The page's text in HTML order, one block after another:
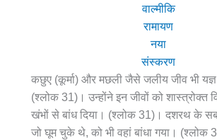
वाल्मीकि
रामायण
नया
संस्करण
कछुए (कूर्मा) और मछली जैसे जलीय जीव भी
(श्लोक 31)। उन्होंने इन जीवों को शास्त्रोक्त
खंभों से बांध दिया। (श्लोक 31)। दशरथ के
जो घूम चुके थे, को भी वहां बांधा गया। (श्लोक